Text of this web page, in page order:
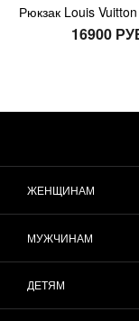
Рюкзак Louis
16900
ЖЕНЩИНАМ
МУЖЧИНАМ
ДЕТЯМ